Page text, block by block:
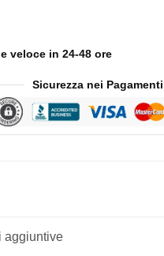
veloce in 24-48 ore
Sicurezza nei Pagamenti
aggiuntive